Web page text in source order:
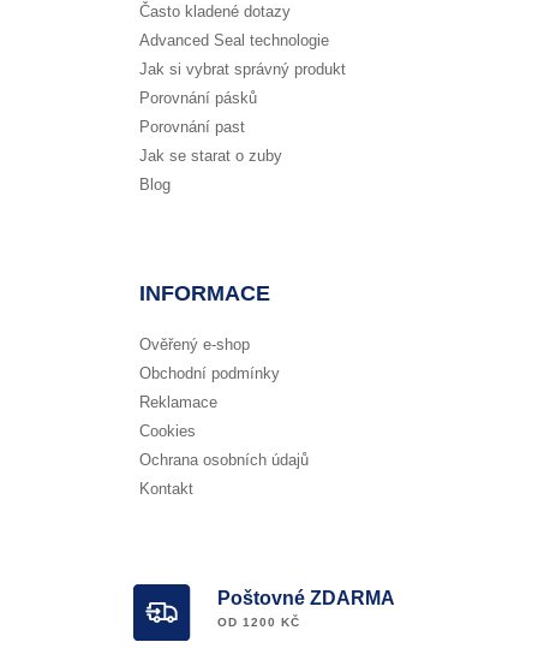
Často kladené dotazy
Advanced Seal technologie
Jak si vybrat správný produkt
Porovnání pásků
Porovnání past
Jak se starat o zuby
Blog
INFORMACE
Ověřený e-shop
Obchodní podmínky
Reklamace
Cookies
Ochrana osobních údajů
Kontakt
Poštovné ZDARMA
OD 1200 KČ